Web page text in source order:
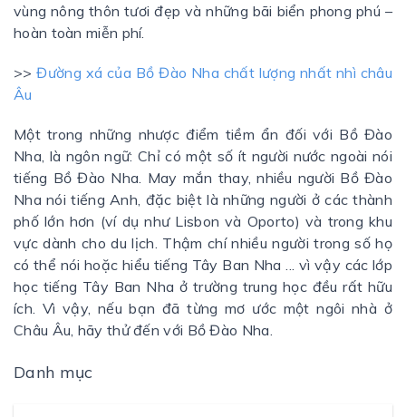
vùng nông thôn tươi đẹp và những bãi biển phong phú –
hoàn toàn miễn phí.
>>Đường xá của Bồ Đào Nha chất lượng nhất nhì châu
Âu
Một trong những nhược điểm tiềm ẩn đối với Bồ Đào
Nha, là ngôn ngữ: Chỉ có một số ít người nước ngoài nói
tiếng Bồ Đào Nha. May mắn thay, nhiều người Bồ Đào
Nha nói tiếng Anh, đặc biệt là những người ở các thành
phố lớn hơn (ví dụ như Lisbon và Oporto) và trong khu
vực dành cho du lịch. Thậm chí nhiều người trong số họ
có thể nói hoặc hiểu tiếng Tây Ban Nha ... vì vậy các lớp
học tiếng Tây Ban Nha ở trường trung học đều rất hữu
ích. Vì vậy, nếu bạn đã từng mơ ước một ngôi nhà ở
Châu Âu, hãy thử đến với Bồ Đào Nha.
Danh mục